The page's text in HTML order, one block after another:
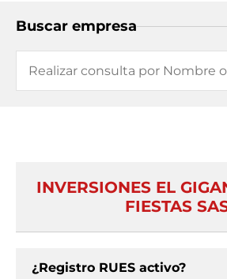
Buscar empresa
INVERSIONES EL
FIESTAS
¿Registro RUES activo?